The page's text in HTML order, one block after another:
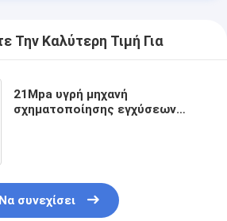
Την Καλύτερη Τιμή Για
21Mpa υγρή μηχανή
σχηματοποίησης εγχύσεων
Να συνεχίσει